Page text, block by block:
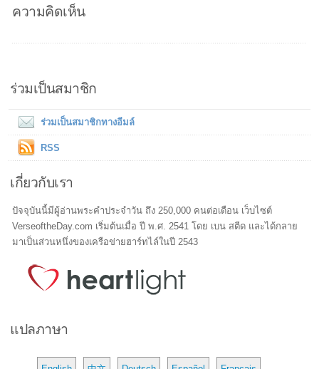
ความคิดเห็น
ร่วมเป็นสมาชิก
ร่วมเป็นสมาชิกทางอีมล์
RSS
เกี่ยวกับเรา
ปัจจุบันนี้มีผู้อ่านพระคำประจำวัน ถึง 250,000 คนต่อเดือน เว็บไซต์
VerseoftheDay.com เริ่มต้นเมื่อ ปี พ.ศ. 2541 โดย เบน สตีด และได้กลาย
มาเป็นส่วนหนึ่งของเครือข่ายฮาร์ทไล์ในปี 2543
แปลภาษา